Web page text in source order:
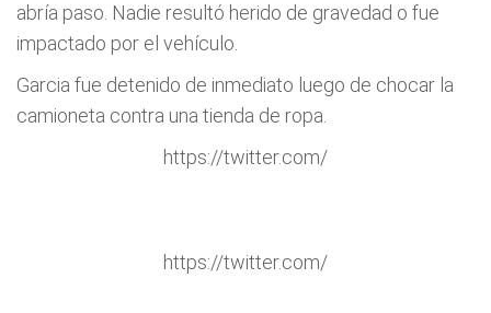
abría paso. Nadie resultó herido de gravedad o fue
impactado por el vehículo.
Garcia fue detenido de inmediato luego de chocar la
camioneta contra una tienda de ropa.
https://twitter.com/
https://twitter.com/